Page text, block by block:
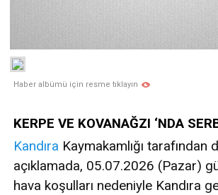
Haber albümü için resme tıklayın
KERPE VE KOVANAĞZI ‘NDA
Kandıra Kaymakamlığı tarafından
açıklamada, 05.07.2026 (Pazar)
hava koşulları nedeniyle Kandıra